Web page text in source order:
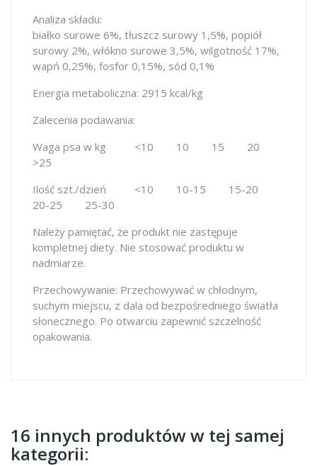
Analiza składu:
białko surowe 6%, tłuszcz surowy 1,5%, popiół
surowy 2%, włókno surowe 3,5%, wilgotność 17%,
wapń 0,25%, fosfor 0,15%, sód 0,1%
Energia metaboliczna: 2915 kcal/kg
Zalecenia podawania:
Waga psa w kg <10 10 15 20
>25
Ilość szt./dzień <10 10-15 15-20
20-25 25-30
Należy pamiętać, że produkt nie zastępuje
kompletnej diety. Nie stosować produktu w
nadmiarze.
Przechowywanie: Przechowywać w chłodnym,
suchym miejscu, z dala od bezpośredniego światła
słonecznego. Po otwarciu zapewnić szczelność
opakowania.
16 innych produktów w tej samej
kategorii: